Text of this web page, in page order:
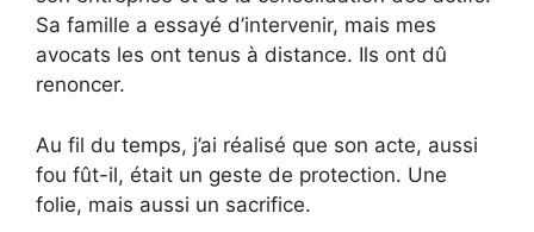
Sa famille a essayé d’intervenir, mais mes
avocats les ont tenus à distance. Ils ont dû
renoncer.
Au fil du temps, j’ai réalisé que son acte, aussi
fou fût-il, était un geste de protection. Une
folie, mais aussi un sacrifice.